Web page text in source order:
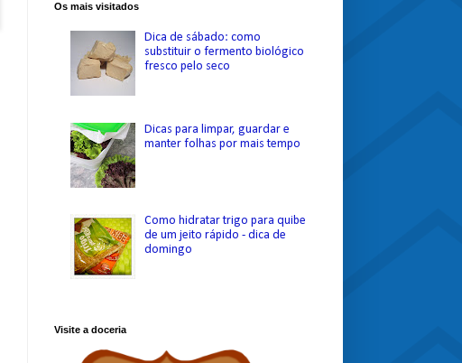
Os mais visitados
Dica de sábado: como
substituir o fermento biológico
fresco pelo seco
Dicas para limpar, guardar e
manter folhas por mais tempo
Como hidratar trigo para quibe
de um jeito rápido - dica de
domingo
Visite a doceria